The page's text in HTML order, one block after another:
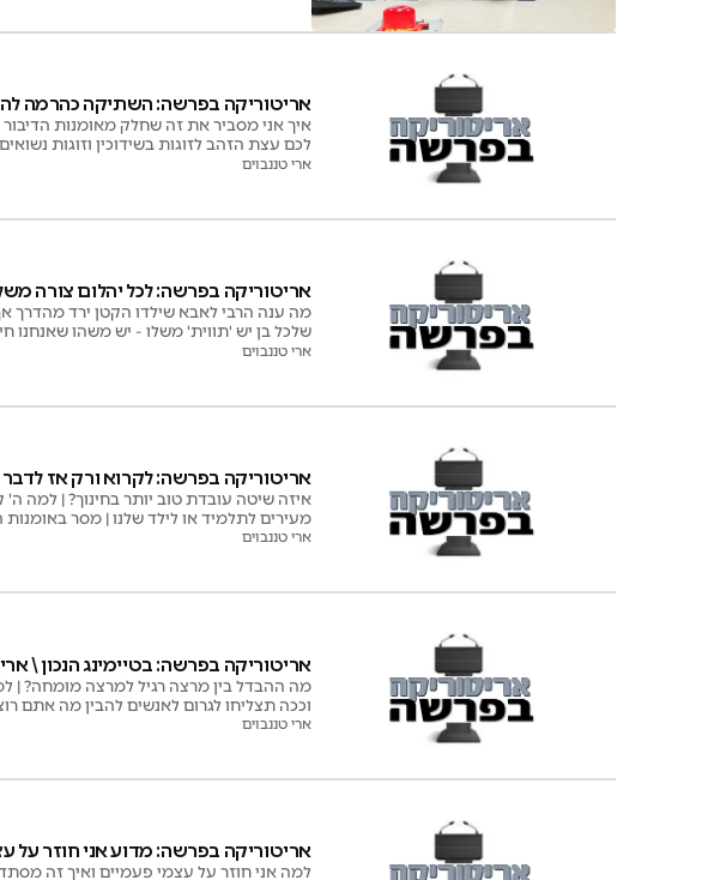
אריטוריקה בפרשה: השתיקה כהרמה
איך אני מסביר את זה שחלק מאומנות
לכם עצת הזהב לזוגות בשידוכין וזוגות
ארי טננבוים
אריטוריקה בפרשה: לכל יהלום צורה
מה ענה הרבי לאבא שילדו הקטן ירד מהדרך
שלכל בן יש 'תווית' משלו - יש משהו שאנחנו
ארי טננבוים
אריטוריקה בפרשה: לקרוא ורק אז לדבר
איזה שיטה עובדת טוב יותר בחינוך? | למה
מעירים לתלמיד או לילד שלנו | מסר
ארי טננבוים
אריטוריקה בפרשה: בטיימינג הנכון \
מה ההבדל בין מרצה רגיל למרצה מומחה? |
וככה תצליחו לגרום לאנשים להבין מה אתם
ארי טננבוים
אריטוריקה בפרשה: מדוע אני חוזר על
למה אני חוזר על עצמי פעמיים ואיך זה